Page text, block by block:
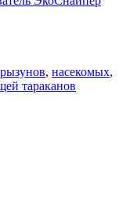
, насекомых,
тараканов